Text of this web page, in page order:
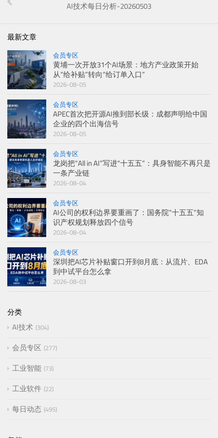
AI技术每日分析-20260503
最新文章
会员专区
黄埔一次开放31个AI场景：地方产业政策开始
从“给补贴”转向“给订单入口”
2026-08-05
会员专区
APEC首次把开源AI推到部长级：成都声明给中国
企业的四个出海信号
2026-08-05
会员专区
龙岗把“All in AI”写进“十五五”：具身智能不再只是
一条产业链
2026-08-04
会员专区
AI公司的权利边界要重画了：国务院“十五五”知
识产权规划释放四个信号
2026-08-04
会员专区
深圳把AI芯片补贴窗口开到8月底：从流片、EDA
到中试平台怎么拿
2026-08-03
分类
AI技术 304
会员专区 277
工业智能 73
工业软件 22
每日动态 495